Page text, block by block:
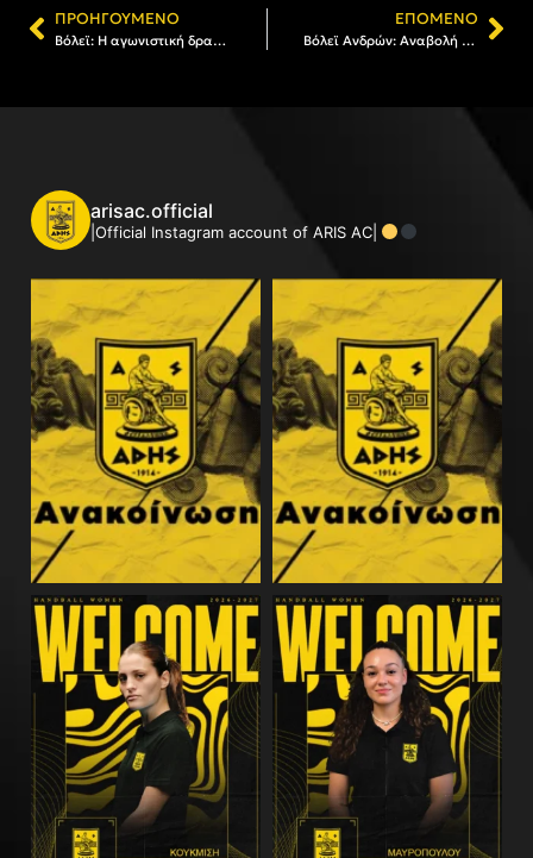
ΠΡΟΗΓΟΎΜΕΝΟ
Βόλεϊ: Η αγωνιστική δραστηριότητα του Α.Σ. ΑΡΗΣ
ΕΠΌΜΕΝΟ
Βόλεϊ Ανδρών: Αναβολή του αγώνα με την Κομοτηνή
arisac.official
|Official Instagram account of ARIS AC|